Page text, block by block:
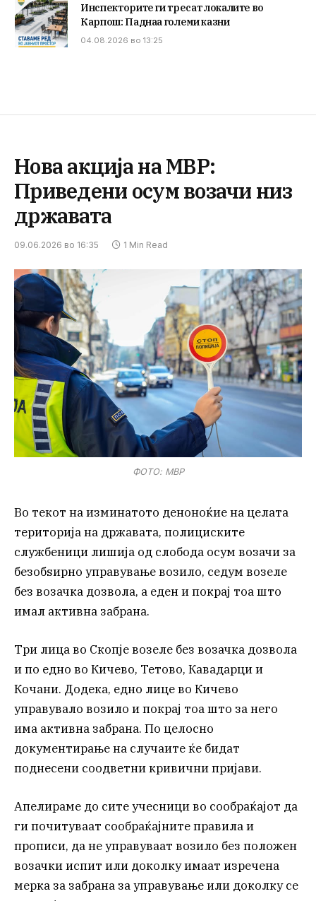
Инспекторите ги тресат локалите во
Карпош: Паднаа големи казни
04.08.2026 во 13:25
Нова акција на МВР:
Приведени осум возачи низ
државата
09.06.2026 во 16:35 1 Min Read
ФОТО: МВР
Во текот на изминатото деноноќие на целата
територија на државата, полициските
службеници лишија од слобода осум возачи за
безобѕирно управување возило, седум возеле
без возачка дозвола, а еден и покрај тоа што
имал активна забрана.
Три лица во Скопје возеле без возачка дозвола
и по едно во Кичево, Тетово, Кавадарци и
Кочани. Додека, едно лице во Кичево
управувало возило и покрај тоа што за него
има активна забрана. По целосно
документирање на случаите ќе бидат
поднесени соодветни кривични пријави.
Апелираме до сите учесници во сообраќајот да
ги почитуваат сообраќајните правила и
прописи, да не управуваат возило без положен
возачки испит или доколку имаат изречена
мерка за забрана за управување или доколку се